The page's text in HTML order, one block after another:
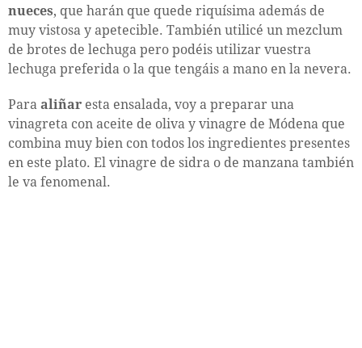
nueces, que harán que quede riquísima además de
muy vistosa y apetecible. También utilicé un mezclum
de brotes de lechuga pero podéis utilizar vuestra
lechuga preferida o la que tengáis a mano en la nevera.
Para aliñar esta ensalada, voy a preparar una
vinagreta con aceite de oliva y vinagre de Módena que
combina muy bien con todos los ingredientes presentes
en este plato. El vinagre de sidra o de manzana también
le va fenomenal.